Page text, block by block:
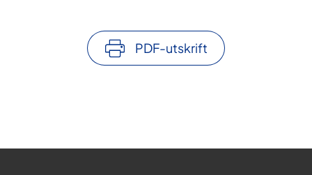
PDF-utskrift